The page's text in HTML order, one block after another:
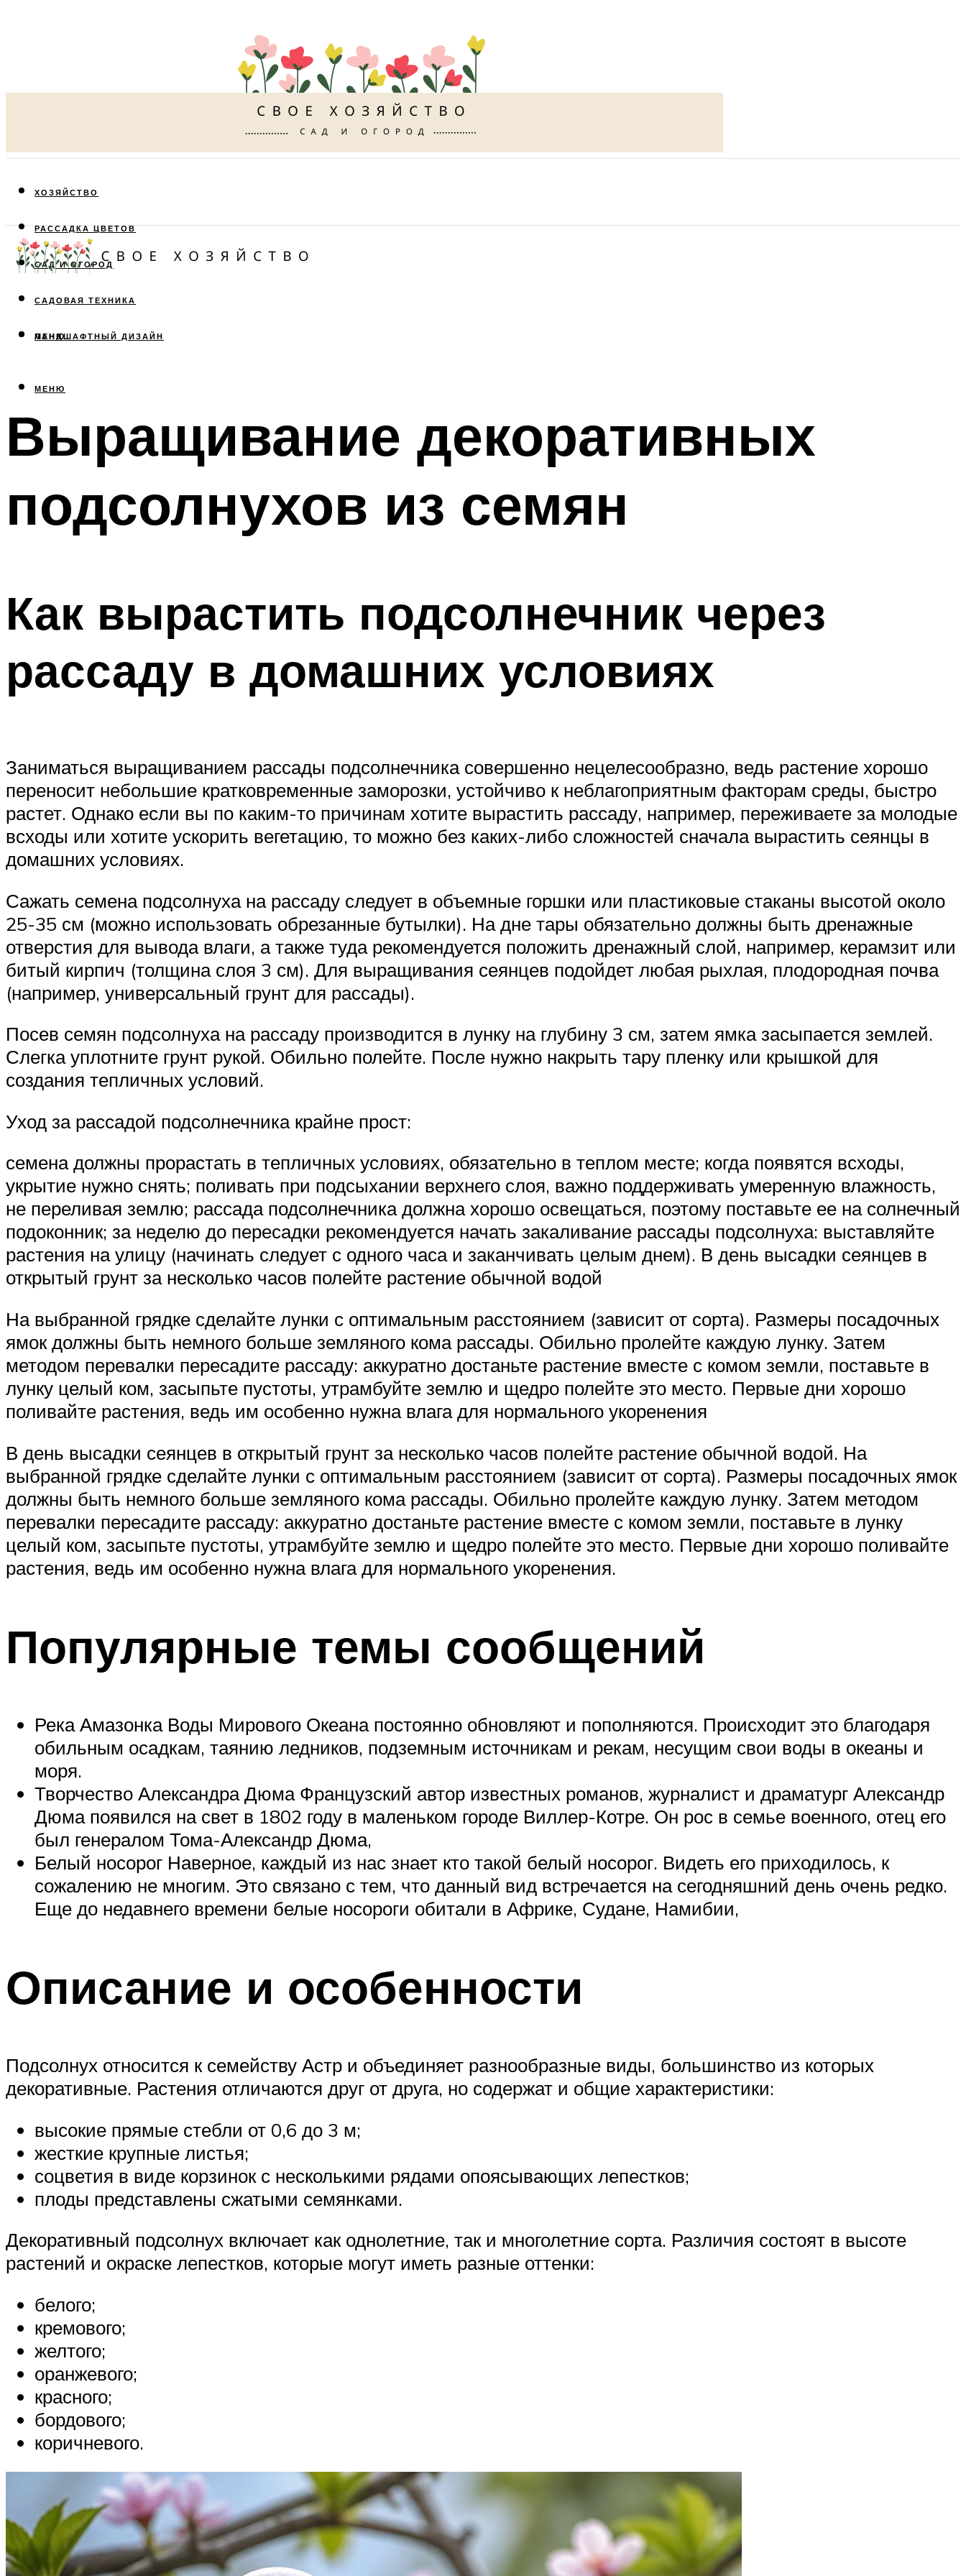
ХОЗЯЙСТВО
РАССАДКА ЦВЕТОВ
САД И ОГОРОД
САДОВАЯ ТЕХНИКА
ЛАНДШАФТНЫЙ ДИЗАЙН
МЕНЮ
МЕНЮ
Выращивание декоративных
подсолнухов из семян
Как вырастить подсолнечник через
рассаду в домашних условиях
Заниматься выращиванием рассады подсолнечника совершенно нецелесообразно, ведь растение хорошо
переносит небольшие кратковременные заморозки, устойчиво к неблагоприятным факторам среды, быстро
растет. Однако если вы по каким-то причинам хотите вырастить рассаду, например, переживаете за молодые
всходы или хотите ускорить вегетацию, то можно без каких-либо сложностей сначала вырастить сеянцы в
домашних условиях.
Сажать семена подсолнуха на рассаду следует в объемные горшки или пластиковые стаканы высотой около
25-35 см (можно использовать обрезанные бутылки). На дне тары обязательно должны быть дренажные
отверстия для вывода влаги, а также туда рекомендуется положить дренажный слой, например, керамзит или
битый кирпич (толщина слоя 3 см). Для выращивания сеянцев подойдет любая рыхлая, плодородная почва
(например, универсальный грунт для рассады).
Посев семян подсолнуха на рассаду производится в лунку на глубину 3 см, затем ямка засыпается землей.
Слегка уплотните грунт рукой. Обильно полейте. После нужно накрыть тару пленку или крышкой для
создания тепличных условий.
Уход за рассадой подсолнечника крайне прост:
семена должны прорастать в тепличных условиях, обязательно в теплом месте; когда появятся всходы,
укрытие нужно снять; поливать при подсыхании верхнего слоя, важно поддерживать умеренную влажность,
не переливая землю; рассада подсолнечника должна хорошо освещаться, поэтому поставьте ее на солнечный
подоконник; за неделю до пересадки рекомендуется начать закаливание рассады подсолнуха: выставляйте
растения на улицу (начинать следует с одного часа и заканчивать целым днем). В день высадки сеянцев в
открытый грунт за несколько часов полейте растение обычной водой
На выбранной грядке сделайте лунки с оптимальным расстоянием (зависит от сорта). Размеры посадочных
ямок должны быть немного больше земляного кома рассады. Обильно пролейте каждую лунку. Затем
методом перевалки пересадите рассаду: аккуратно достаньте растение вместе с комом земли, поставьте в
лунку целый ком, засыпьте пустоты, утрамбуйте землю и щедро полейте это место. Первые дни хорошо
поливайте растения, ведь им особенно нужна влага для нормального укоренения
В день высадки сеянцев в открытый грунт за несколько часов полейте растение обычной водой. На
выбранной грядке сделайте лунки с оптимальным расстоянием (зависит от сорта). Размеры посадочных ямок
должны быть немного больше земляного кома рассады. Обильно пролейте каждую лунку. Затем методом
перевалки пересадите рассаду: аккуратно достаньте растение вместе с комом земли, поставьте в лунку
целый ком, засыпьте пустоты, утрамбуйте землю и щедро полейте это место. Первые дни хорошо поливайте
растения, ведь им особенно нужна влага для нормального укоренения.
Популярные темы сообщений
Река Амазонка Воды Мирового Океана постоянно обновляют и пополняются. Происходит это благодаря
обильным осадкам, таянию ледников, подземным источникам и рекам, несущим свои воды в океаны и
моря.
Творчество Александра Дюма Французский автор известных романов, журналист и драматург Александр
Дюма появился на свет в 1802 году в маленьком городе Виллер-Котре. Он рос в семье военного, отец его
был генералом Тома-Александр Дюма,
Белый носорог Наверное, каждый из нас знает кто такой белый носорог. Видеть его приходилось, к
сожалению не многим. Это связано с тем, что данный вид встречается на сегодняшний день очень редко.
Еще до недавнего времени белые носороги обитали в Африке, Судане, Намибии,
Описание и особенности
Подсолнух относится к семейству Астр и объединяет разнообразные виды, большинство из которых
декоративные. Растения отличаются друг от друга, но содержат и общие характеристики:
высокие прямые стебли от 0,6 до 3 м;
жесткие крупные листья;
соцветия в виде корзинок с несколькими рядами опоясывающих лепестков;
плоды представлены сжатыми семянками.
Декоративный подсолнух включает как однолетние, так и многолетние сорта. Различия состоят в высоте
растений и окраске лепестков, которые могут иметь разные оттенки:
белого;
кремового;
желтого;
оранжевого;
красного;
бордового;
коричневого.